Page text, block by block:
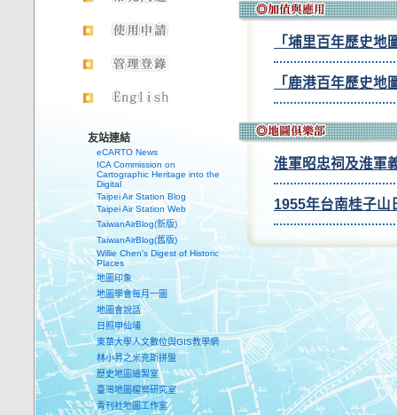
友站連結
eCARTO News
ICA Commission on
Cartographic Heritage into the
Digital
Taipei Air Station Blog
Taipei Air Station Web
TaiwanAirBlog(新版)
TaiwanAirBlog(舊版)
Willie Chen's Digest of Historic
Places
地圖印象
地圖學會每月一圖
地圖會說話
日照甲仙埔
東華大學人文數位與GIS教學網
林小昇之米克斯拼盤
歷史地圖繪製室
臺灣地圖檔案研究室
青刊社地圖工作室
「埔里百年歷史地
「鹿港百年歷史地
淮軍昭忠祠及淮軍
1955年台南桂子山